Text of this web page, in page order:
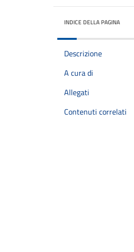
INDICE DELLA PAGINA
Descrizione
A cura di
Allegati
Contenuti correlati